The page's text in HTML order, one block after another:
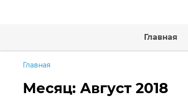
Главная
Главная
Месяц: Август 2018